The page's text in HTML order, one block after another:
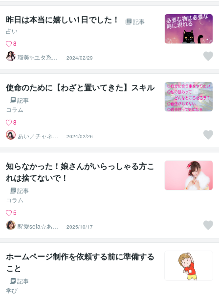
昨日は本当に嬉しい1日でした！
記事
占い
8
瑠美✨ユタ系末
裔♡縁結び占い
♡幸せ研究所
2024/02/29
使命のために【わざと置いてきた】スキル
記事
コラム
8
あい／チャネリ
ングアート✨夏S
ALE
2024/02/26
知らなかった！娘さんがいらっしゃる方こ
れは捨てないで！
記事
コラム
5
醒愛seia☆あな
たの心に寄り添
います☆
2025/10/17
ホームページ制作を依頼する前に準備する
こと
記事
学び